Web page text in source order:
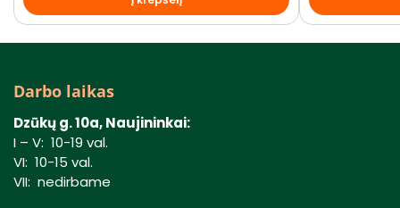
Darbo laikas
Dzūkų g. 10a, Naujininkai:
I – V: 10-19 val.
VI: 10-15 val.
VII: nedirbame